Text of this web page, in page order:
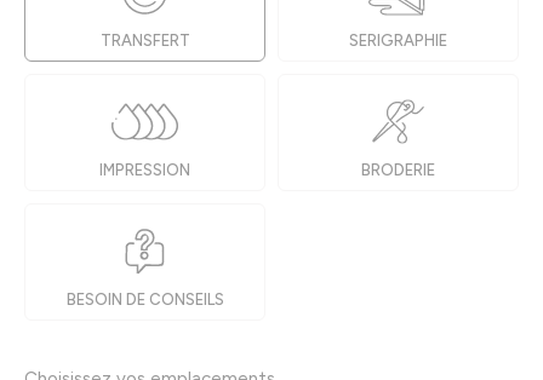
TRANSFERT SERIGRAPHIE
IMPRESSION BRODERIE
BESOIN DE CONSEILS